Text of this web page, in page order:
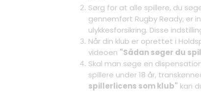
Sørg for at alle spillere, du
gennemført Rugby Ready, er
ulykkesforsikring. Disse
Når din klub er oprettet i
videoen "Sådan søger du
Skal man søge en
spillere under 18 år,
spillerlicens som klub" kan